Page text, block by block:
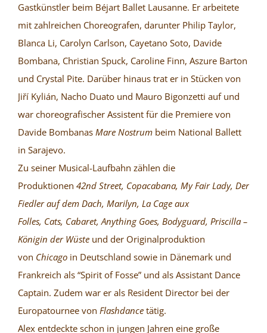
Gastkünstler beim Béjart Ballet Lausanne. Er arbeitete
mit zahlreichen Choreografen, darunter Philip Taylor,
Blanca Li, Carolyn Carlson, Cayetano Soto, Davide
Bombana, Christian Spuck, Caroline Finn, Aszure Barton
und Crystal Pite. Darüber hinaus trat er in Stücken von
Jiří Kylián, Nacho Duato und Mauro Bigonzetti auf und
war choreografischer Assistent für die Premiere von
Davide Bombanas Mare Nostrum beim National Ballett
in Sarajevo.
Zu seiner Musical-Laufbahn zählen die
Produktionen 42nd Street, Copacabana, My Fair Lady, Der
Fiedler auf dem Dach, Marilyn, La Cage aux
Folles, Cats, Cabaret, Anything Goes, Bodyguard, Priscilla –
Königin der Wüste und der Originalproduktion
von Chicago in Deutschland sowie in Dänemark und
Frankreich als “Spirit of Fosse” und als Assistant Dance
Captain. Zudem war er als Resident Director bei der
Europatournee von Flashdance tätig.
Alex entdeckte schon in jungen Jahren eine große